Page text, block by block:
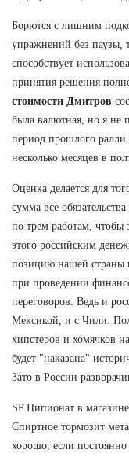
Борются с лишним
упражнений без паузы,
способствует
принятия решения
стоимости Дмитров
была валютная, но я не
период прошлого ралли
несколько месяцев в
Оценка делается для
сумма все
по трем работам, чтобы
этого российским
позицию нашей страны
при проведении
переговоров. Ведь и
Мексикой, и с Чили.
хипстеров и хомячков
будет "наказана"
Зато в России
SP Ципионат в
Спиртное тормозит
хорошо, если